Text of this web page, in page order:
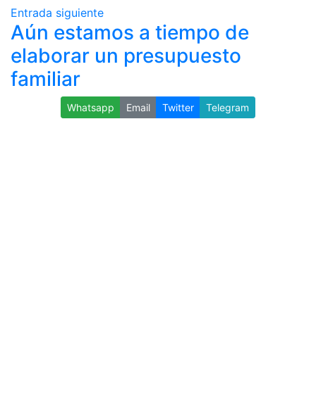
Entrada siguiente
Aún estamos a tiempo de
elaborar un presupuesto
familiar
Whatsapp Email Twitter Telegram